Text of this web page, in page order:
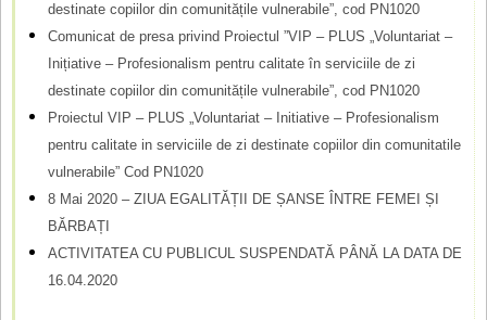
destinate copiilor din comunitățile vulnerabile”, cod PN1020
Comunicat de presa privind Proiectul ”VIP – PLUS „Voluntariat –
Inițiative – Profesionalism pentru calitate în serviciile de zi
destinate copiilor din comunitățile vulnerabile”, cod PN1020
Proiectul VIP – PLUS „Voluntariat – Initiative – Profesionalism
pentru calitate in serviciile de zi destinate copiilor din comunitatile
vulnerabile” Cod PN1020
8 Mai 2020 – ZIUA EGALITĂȚII DE ȘANSE ÎNTRE FEMEI ȘI
BĂRBAȚI
ACTIVITATEA CU PUBLICUL SUSPENDATĂ PÂNĂ LA DATA DE
16.04.2020